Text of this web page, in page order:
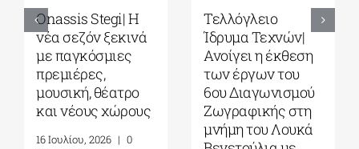
Onassis Stegi| H
νέα σεζόν ξεκινά
με παγκόσμιες
πρεμιέρες,
μουσική, θέατρο
και νέους χώρους
16 Ιουλίου, 2026 | 0
Τελλόγλειο
Ίδρυμα Τεχνών|
Ανοίγει η έκθεση
των έργων του
6ου Διαγωνισμού
Ζωγραφικής στη
μνήμη του Λουκά